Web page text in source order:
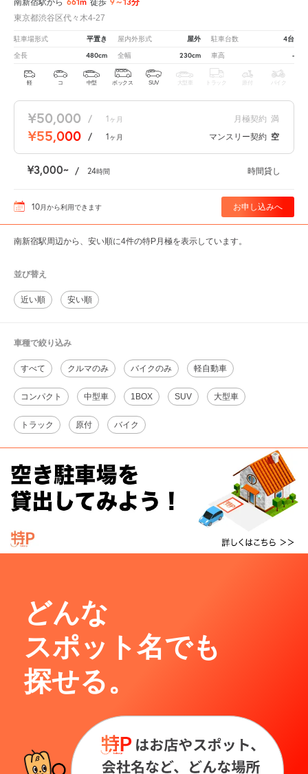
南新宿駅から 徒歩
東京都渋谷区代々木4-27
駐車場形式 平置き 屋内外形式 屋外 駐車台数 4台
全長 480cm 全幅 230cm 車高 -
軽 コ 中型 ボックス SUV 大型車 トラック 原付 バイク
¥50,000 / 1 ヶ月 月極契約 満
¥55,000 / 1ヶ月 マンスリー契約 空
¥3,000 / 24時間 時間貸し
10月 から利用できます お申し込みへ
南新宿駅周辺から、安い順に4件の特P月極を表示しています。
並び替え
近い順 安い順
車種で絞り込み
すべて クルマのみ バイクのみ 軽自動車
コンパクト 中型車 1BOX SUV 大型車
トラック 原付 バイク
どんな
スポット名でも
探せる。